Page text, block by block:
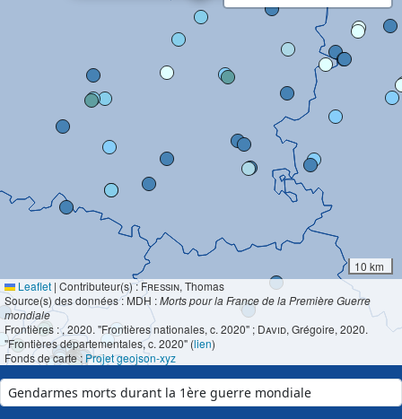
10 km
Leaflet | Contributeur(s) :Fressin, Thomas
Source(s) des données : MDH :Morts pour la France de la Première Guerre
mondiale
Frontières :, 2020. "Frontières nationales, c. 2020" ; David, Grégoire, 2020.
"Frontières départementales, c. 2020" (lien)
Fonds de carte :Projet geojson-xyz